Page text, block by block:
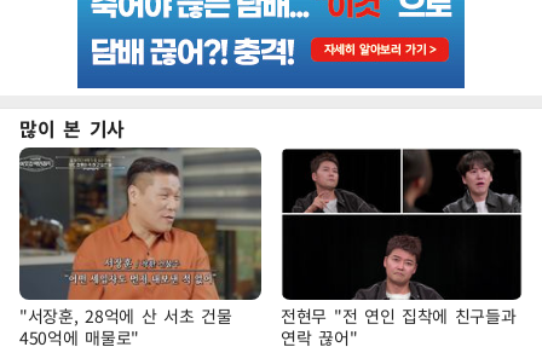
많이 본 기사
"서장훈, 28억에 산 서초 건물
450억에 매물로"
전현무 "전 연인 집착에 친구들과
연락 끊어"